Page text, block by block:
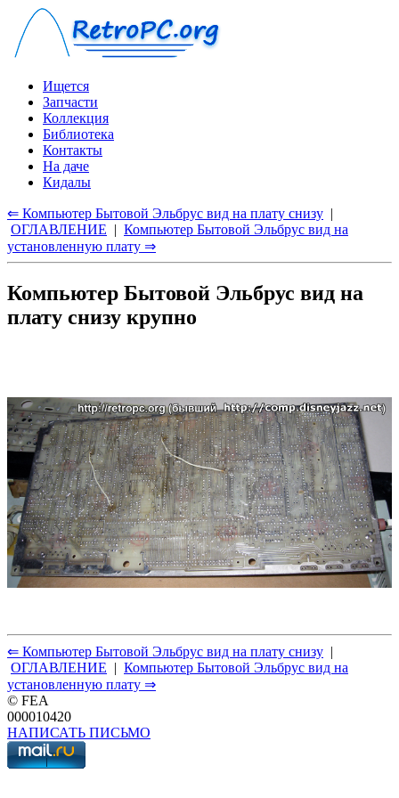
Ищется
Запчасти
Коллекция
Библиотека
Контакты
На даче
Кидалы
⇐ Компьютер Бытовой Эльбрус вид на плату снизу |
ОГЛАВЛЕНИЕ | Компьютер Бытовой Эльбрус вид на
установленную плату ⇒
Компьютер Бытовой Эльбрус вид на
плату снизу крупно
⇐ Компьютер Бытовой Эльбрус вид на плату снизу |
ОГЛАВЛЕНИЕ | Компьютер Бытовой Эльбрус вид на
установленную плату ⇒
© FEA
000010420
НАПИСАТЬ ПИСЬМО